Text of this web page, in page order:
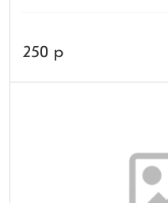
250 p